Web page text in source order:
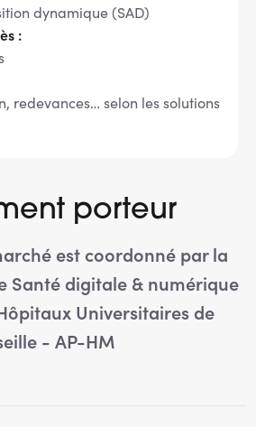
dynamique (SAD)
:
redevances… selon les solutions
porteur
est coordonné par la
Santé digitale & numérique
Universitaires de
- AP-HM